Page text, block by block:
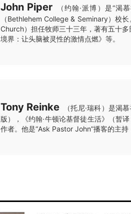
John Piper
（约翰·派博）是“渴
（Bethlehem College & Seminary）校
Church）担任牧师三十三年，著有五十
境界：让头脑被灵性的激情点燃》等。
Tony Reinke
（托尼·瑞科）是渴
版），《约翰·牛顿论基督徒生活》（暂
作者。他是“Ask Pastor John”播客的主